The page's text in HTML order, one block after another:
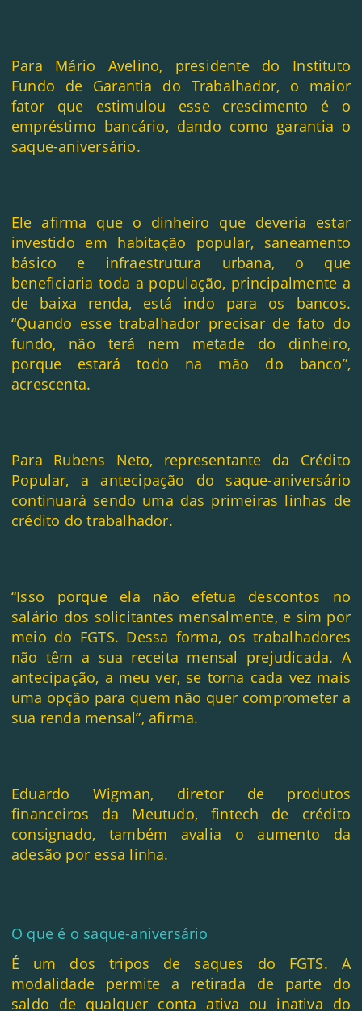
Para Mário Avelino, presidente do Instituto
Fundo de Garantia do Trabalhador, o maior
fator que estimulou esse crescimento é o
empréstimo bancário, dando como garantia o
saque-aniversário.
Ele afirma que o dinheiro que deveria estar
investido em habitação popular, saneamento
básico e infraestrutura urbana, o que
beneficiaria toda a população, principalmente a
de baixa renda, está indo para os bancos.
“Quando esse trabalhador precisar de fato do
fundo, não terá nem metade do dinheiro,
porque estará todo na mão do banco”,
acrescenta.
Para Rubens Neto, representante da Crédito
Popular, a antecipação do saque-aniversário
continuará sendo uma das primeiras linhas de
crédito do trabalhador.
“Isso porque ela não efetua descontos no
salário dos solicitantes mensalmente, e sim por
meio do FGTS. Dessa forma, os trabalhadores
não têm a sua receita mensal prejudicada. A
antecipação, a meu ver, se torna cada vez mais
uma opção para quem não quer comprometer a
sua renda mensal”, afirma.
Eduardo Wigman, diretor de produtos
financeiros da Meutudo, fintech de crédito
consignado, também avalia o aumento da
adesão por essa linha.
O que é o saque-aniversário
É um dos tripos de saques do FGTS. A
modalidade permite a retirada de parte do
saldo de qualquer conta ativa ou inativa do